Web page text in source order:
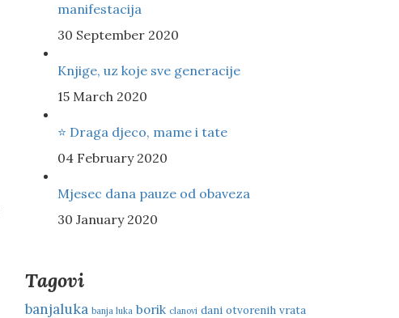
manifestacija
30 September 2020
Knjige, uz koje sve generacije
15 March 2020
⭐️ Draga djeco, mame i tate
04 February 2020
Mjesec dana pauze od obaveza
30 January 2020
Tagovi
banjaluka banja luka borik clanovi dani otvorenih vrata